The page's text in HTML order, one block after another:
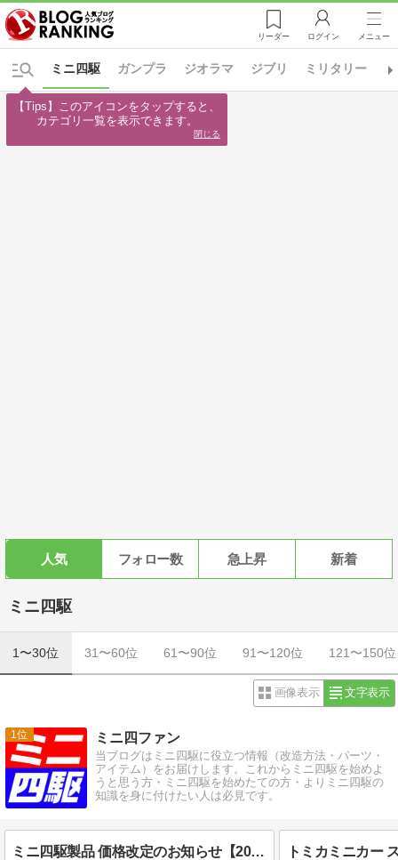
リーダー ログイン メニュー
ガンプラ ジオラマ ジブリ
ミニ四駆 ミリタリー
人気 フォロー数 急上昇 新着
ミニ四駆
1〜30位 31〜60位 61〜90位 91〜120位 121〜150位
画像表示 文字表示
1 ミニ四ファン
当ブログはミニ四駆に役立つ情報（改造方法・パーツ・
アイテム）をお届けします。これからミニ四駆を始めよ
うと思う方・ミニ四駆を始めたての方・よりミニ四駆の
知識を身に付けたい人は必見です。
ミニ四駆製品 価格改定のお知らせ【2026年7月発表】<タミヤ・TAMIYA＞
【Tips】このアイコンをタップすると、
カテゴリ一覧を表示できます。
閉じる